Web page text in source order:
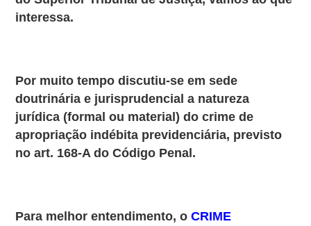
interessa.
Por muito tempo discutiu-se em sede
doutrinária e jurisprudencial a natureza
jurídica (formal ou material) do crime de
apropriação indébita previdenciária, previsto
no art. 168-A do Código Penal.
Para melhor entendimento, oCRIME